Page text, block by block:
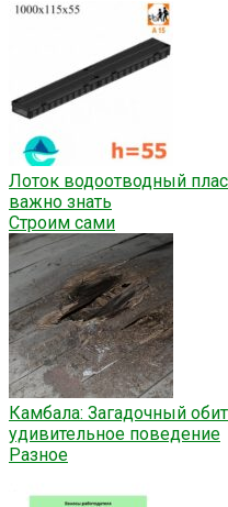
Лоток водоотводный
важно знать
Строим сами
Камбала: Загадочный
удивительное поведение
Разное